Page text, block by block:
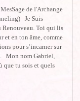
de l'Archange
Je Suis
Renouveau. Toi qui lis
et en ton âme, comme
pour s’incarner sur
Mon nom Gabriel,
que tu sois et quels